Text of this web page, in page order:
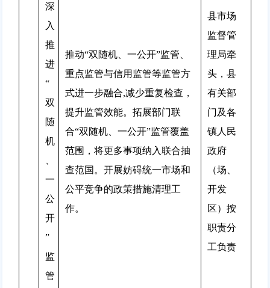
深
入
推
进
“
双
随
机
一
公
开
”
监
管
推动“双随机、一公开”监管、
重点监管与信用监管等监管方
式进一步融合,减少重复检查，
提升监管效能。拓展部门联
合“双随机、一公开”监管覆盖
范围，将更多事项纳入联合抽
查范国。开展妨碍统一市场和
公平竞争的政策措施清理工
作。
县市场
监督管
理局牵
头，县
有关部
门及各
镇人民
政府
（场、
开发
区）按
职责分
工负责